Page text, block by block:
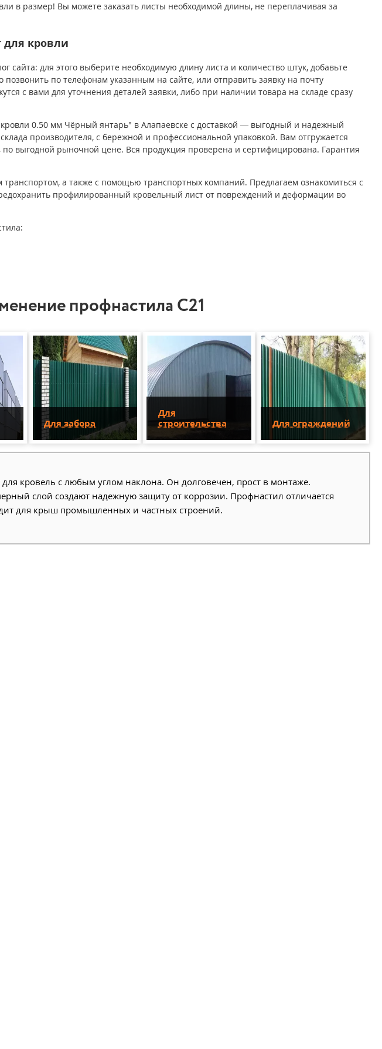
в размер! Вы можете заказать листы необходимой длины, не переплачивая за
кровли
сайта: для этого выберите необходимую длину листа и количество штук, добавьте
по телефонам указанным на сайте, или отправить заявку на почту
с вами для уточнения деталей заявки, либо при наличии товара на складе сразу
0.50 мм Чёрный янтарь" в Алапаевске с доставкой — выгодный и надежный
производителя, с бережной и профессиональной упаковкой. Вам отгружается
выгодной рыночной цене. Вся продукция проверена и сертифицирована. Гарантия
а также с помощью транспортных компаний. Предлагаем ознакомиться с
профилированный кровельный лист от повреждений и деформации во
профнастила С21
Для забора
Для
строительства
Для ограждений
кровель с любым углом наклона. Он долговечен, прост в монтаже.
слой создают надежную защиту от коррозии. Профнастил отличается
для крыш промышленных и частных строений.